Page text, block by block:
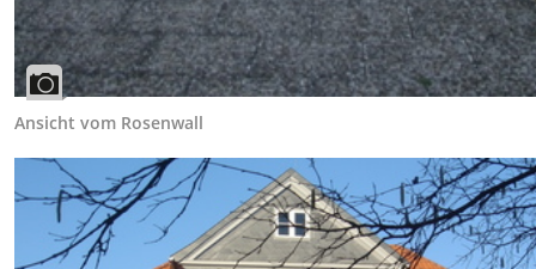
Ansicht vom Rosenwall